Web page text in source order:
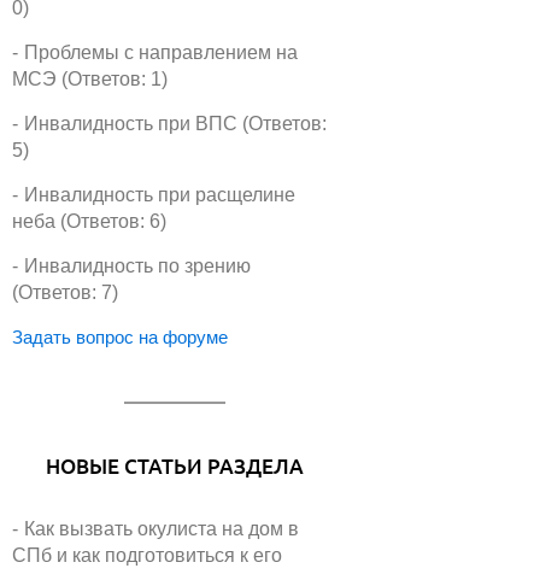
0)
Проблемы с направлением на
МСЭ (Ответов: 1)
Инвалидность при ВПС (Ответов:
5)
Инвалидность при расщелине
неба (Ответов: 6)
Инвалидность по зрению
(Ответов: 7)
Задать вопрос на форуме
НОВЫЕ СТАТЬИ РАЗДЕЛА
Как вызвать окулиста на дом в
СПб и как подготовиться к его